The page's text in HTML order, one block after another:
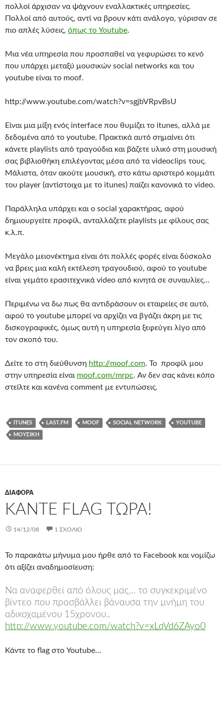
πολλοί άρχισαν να ψάχνουν εναλλακτικές υπηρεσίες.
Πολλοί από αυτούς, αντί να βρουν κάτι ανάλογο, γύρισαν σε
πιο απλές λύσεις, όπως το Youtube.
Μια νέα υπηρεσία που προσπαθεί να γεφυρώσει το κενό
που υπάρχει μεταξύ μουσικών social networks και του
youtube είναι το moof.
http://www.youtube.com/watch?v=sgjbVRpvBsU
Είναι μια μίξη ενός interface που θυμίζει το itunes, αλλά με
δεδομένα από το youtube. Πρακτικά αυτό σημαίνει ότι
κάνετε playlists από τραγούδια και βάζετε υλικό στη μουσική
σας βιβλιοθήκη επιλέγοντας μέσα από τα videoclips τους.
Μάλιστα, όταν ακούτε μουσική, στο κάτω αριστερό κομμάτι
του player (αντίστοιχα με το itunes) παίζει κανονικά το video.
Παράλληλα υπάρχει και ο social χαρακτήρας, αφού
δημιουργείτε προφίλ, ανταλλάζετε playlists με φίλους σας
κ.λ.π.
Μεγάλο μειονέκτημα είναι ότι πολλές φορές είναι δύσκολο
να βρεις μια καλή εκτέλεση τραγουδιού, αφού το youtube
είναι γεμάτο ερασιτεχνικά video από κινητά σε συναυλίες…
Περιμένω να δω πως θα αντιδράσουν οι εταιρείες σε αυτό,
αφού το youtube μπορεί να αρχίζει να βγάζει άκρη με τις
δισκογραφικές, όμως αυτή η υπηρεσία ξεφεύγει λίγο από
τον σκοπό του.
Δείτε το στη διεύθυνση http://moof.com. Το προφίλ μου
στην υπηρεσία είναι moof.com/mrpc. Αν δεν σας κάνει κόπο
στείλτε και κανένα comment με εντυπώσεις.
ITUNES LAST.FM MOOF SOCIAL NETWORK YOUTUBE
ΜΟΥΣΙΚΉ
ΔΙΆΦΟΡΑ
ΚΆΝΤΕ FLAG ΤΏΡΑ!
14/12/08 1 ΣΧΌΛΙΟ
Το παρακάτω μήνυμα μου ήρθε από το Facebook και νομίζω
ότι αξίζει αναδημοσίευση:
Να αναφερθεί από όλους μας… το συγκεκριμένο
βίντεο που προσβάλλει βάναυσα την μνήμη του
αδικοχαμένου 15χρονου..
http://www.youtube.com/watch?v=xLqVd6ZAyo0
Κάντε το flag στο Youtube…